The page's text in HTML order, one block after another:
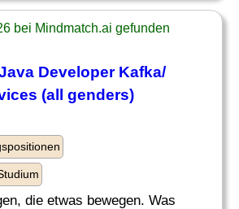
bei Mindmatch.ai gefunden
DeveloperKafka/
(all genders)
die etwas bewegen. Was